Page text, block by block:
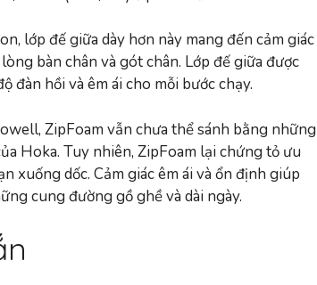
lớp đế giữa dày hơn này mang đến cảm giác
bàn chân và gót chân. Lớp đế giữa được
đàn hồi và êm ái cho mỗi bước chạy.
ZipFoam vẫn chưa thể sánh bằng những
Hoka. Tuy nhiên, ZipFoam lại chứng tỏ ưu
xuống dốc. Cảm giác êm ái và ổn định giúp
cung đường gồ ghề và dài ngày.